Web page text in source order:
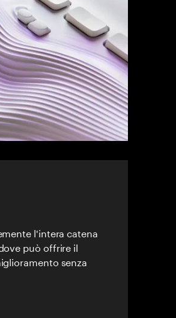
l'intera catena
può offrire il
senza